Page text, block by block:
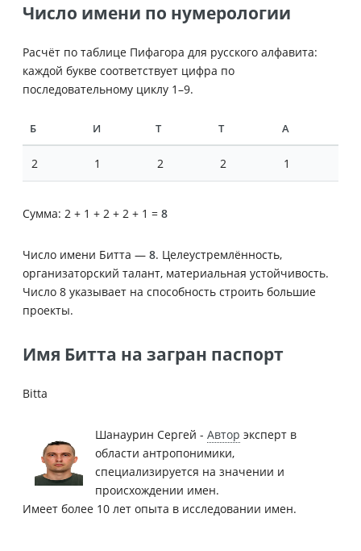
Число имени по нумерологии
Расчёт по таблице Пифагора для русского алфавита:
каждой букве соответствует цифра по
последовательному циклу 1–9.
Б И Т Т А
2 1 2 2 1
Сумма: 2 + 1 + 2 + 2 + 1 = 8
Число имени Битта — 8. Целеустремлённость,
организаторский талант, материальная устойчивость.
Число 8 указывает на способность строить большие
проекты.
Имя Битта на загран паспорт
Bitta
Шанаурин Сергей - Автор эксперт в
области антропонимики,
специализируется на значении и
происхождении имен.
Имеет более 10 лет опыта в исследовании имен.